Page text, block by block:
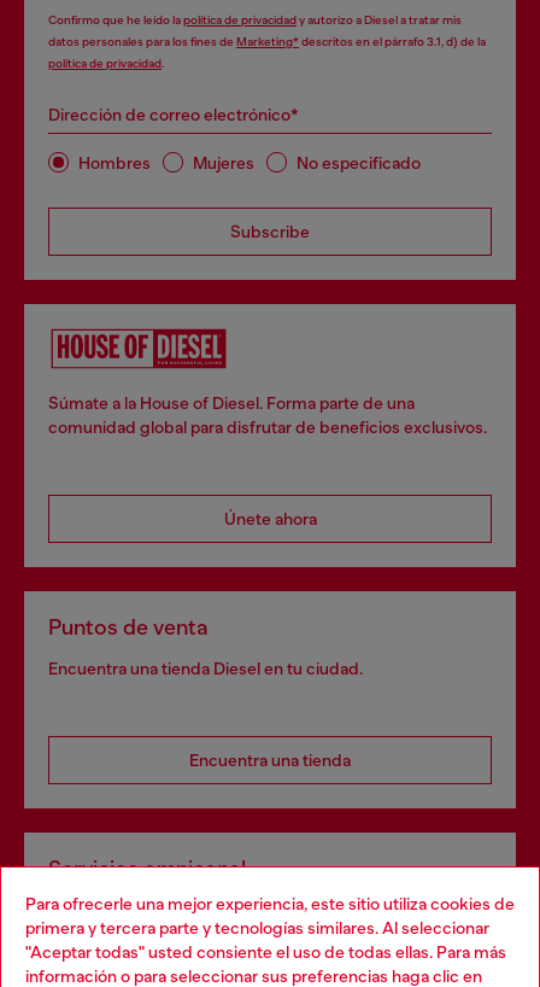
Para ofrecerle una mejor experiencia, este sitio utiliza cookies de
primera y tercera parte y tecnologías similares. Al seleccionar
"Aceptar todas" usted consiente el uso de todas ellas. Para más
información o para seleccionar sus preferencias haga clic en
Confirmo que he leído lapolítica de privacidady autorizo a Diesel a tratar mis
datos personales para los fines de Marketing*descritos en el párrafo 3.1, d) de la
política de privacidad
Dirección de correo electrónico*
Hombres Mujeres No especificado
Subscribe
Súmate a la House of Diesel. Forma parte de una
comunidad global para disfrutar de beneficios exclusivos.
Únete ahora
Puntos de venta
Encuentra una tienda Diesel en tu ciudad.
Encuentra una tienda
Servicios omnicanal
Descubre todos nuestros servicios, tanto en línea como
en la tienda.
Choose your location